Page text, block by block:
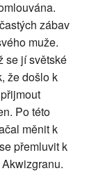
zábav
muže.
se jí světské
že došlo k
Po této
měnit k
přemluvit k